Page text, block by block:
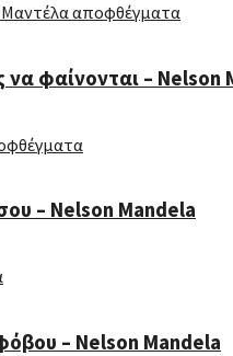
φαίνονται – Nelson
– Nelson Mandela
– Nelson Mandela